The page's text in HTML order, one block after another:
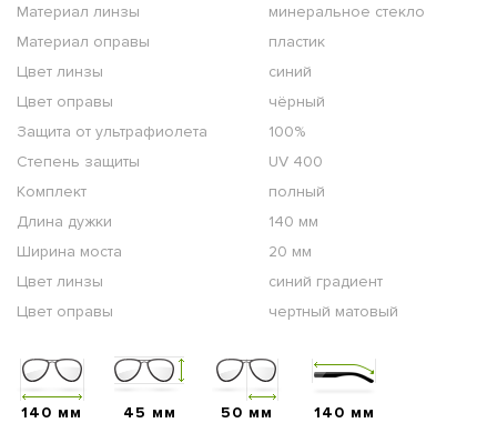
Материал линзы
минеральное стекло
Материал оправы
пластик
Цвет линзы
синий
Цвет оправы
чёрный
Защита от ультрафиолета
100%
Степень защиты
UV 400
Комплект
полный
Длина дужки
140 мм
Ширина моста
20 мм
Цвет линзы
синий градиент
Цвет оправы
чертный матовый
140 мм 45 мм 50 мм 140 мм